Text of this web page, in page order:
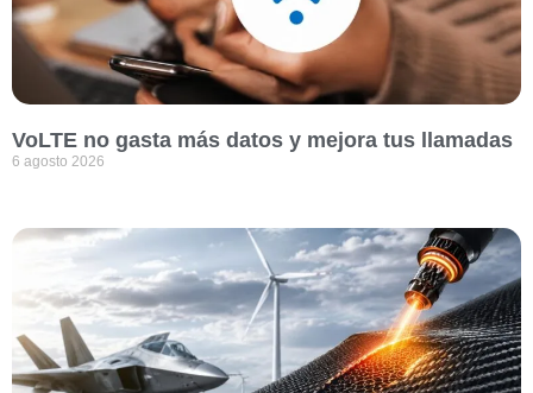
VoLTE no gasta más datos y mejora tus llamadas
6 agosto 2026